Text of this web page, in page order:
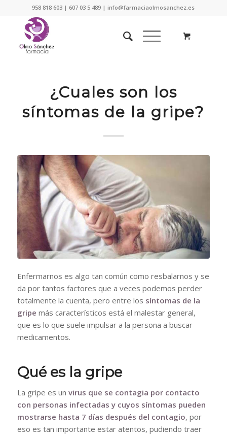
958 818 603 | 607 03 5 489 | info@farmaciaolmosanchez.es
¿Cuales son los
síntomas de la gripe?
Enfermarnos es algo tan común como resbalarnos y se
da por tantos factores que a veces podemos perder
totalmente la cuenta, pero entre los síntomas de la
gripe más característicos está el malestar general,
que es lo que suele impulsar a la persona a buscar
medicamentos.
Qué es la gripe
La gripe es un virus que se contagia por contacto
con personas infectadas y cuyos síntomas pueden
mostrarse hasta 7 días después del contagio, por
eso es tan importante estar atentos, pudiendo traer